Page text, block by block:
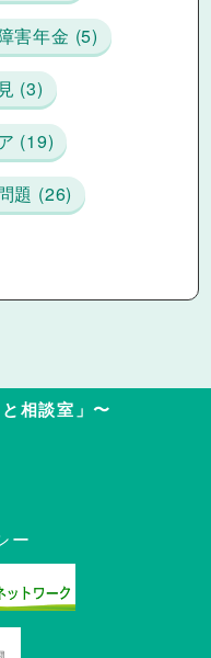
害年金 (5)
(3)
(19)
題 (26)
相談室」〜
ー